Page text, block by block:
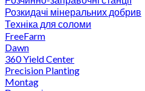
Розкидачі мінеральних добрив
Техніка для соломи
FreeFarm
Dawn
360 Yield Center
Precision Planting
Montag